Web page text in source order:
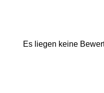
Es liegen keine